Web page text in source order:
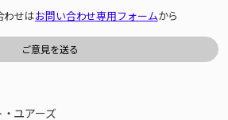
わせはお問い合わせ専用フォームから
ユアーズ